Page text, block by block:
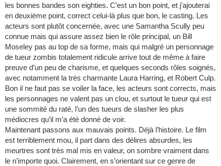
les bonnes bandes son eighties. C’est un bon point, et j’ajouterai
en deuxième point, correct celui-là plus que bon, le casting. Les
acteurs sont plutôt concernée, avec une Samantha Scully peu
connue mais qui assure assez bien le rôle principal, un Bill
Moseley pas au top de sa forme, mais qui malgré un personnage
de tueur zombis totalement ridicule arrive tout de même à faire
preuve d’un peu de charisme, et quelques seconds rôles soignés,
avec notamment la très charmante Laura Harring, et Robert Culp.
Bon il ne faut pas se voiler la face, les acteurs sont corrects, mais
les personnages ne valent pas un clou, et surtout le tueur qui est
une sommité du raté, l’un des tueurs de slasher les plus
médiocres qu’il m’a été donné de voir.
Maintenant passons aux mauvais points. Déjà l’histoire. Le film
est terriblement mou, il part dans des délires absurdes, les
meurtres sont très mal mis en valeur, on sombre vraiment dans
le n’importe quoi. Clairement, en s’orientant sur ce genre de